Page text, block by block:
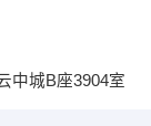
中城B座3904室